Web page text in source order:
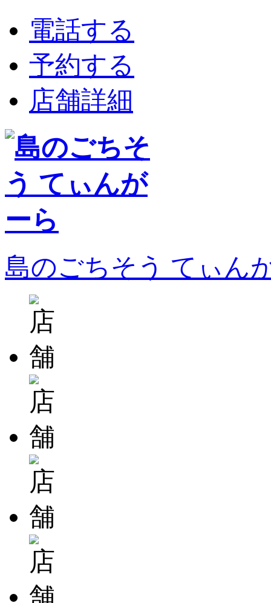
電話する
予約する
店舗詳細
島のごちそう てぃん